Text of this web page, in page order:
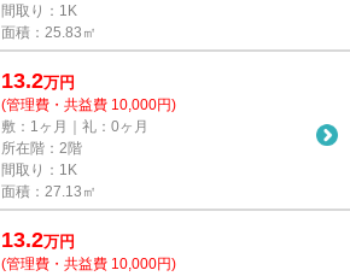
間取り：1K
面積：25.83㎡
13.2万円
(管理費・共益費 10,000円)
敷：1ヶ月｜礼：0ヶ月
所在階：2階
間取り：1K
面積：27.13㎡
13.2万円
(管理費・共益費 10,000円)